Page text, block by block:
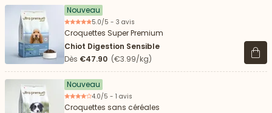
Nouveau
5.0/5 - 3 avis
Croquettes Super Premium
Chiot Digestion Sensible
Dès €47.90 (€3.99/kg) Voir
Nouveau
4.0/5 - 1 avis
Croquettes sans céréales